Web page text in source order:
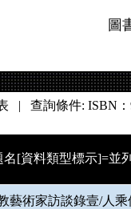
圖
| 查詢條件: ISBN：
名[資料類型標示]=並
藝術家訪談錄壹/人